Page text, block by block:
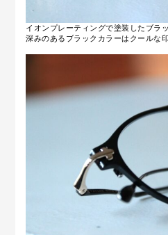
イオンプレーティングで塗装したブラ
深みのあるブラックカラーはクールな印